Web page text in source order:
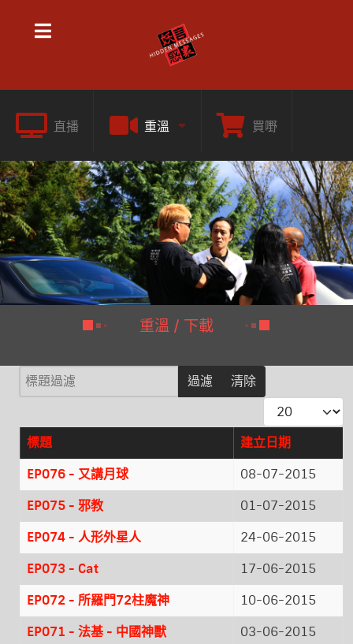
直播 重溫 買嘢
重溫 / 下載
標題過濾 過濾
清除
每頁顯示條數
文章
標題
建立日期
EP076 - 又講月球
08-07-2015
EP075 - 邪教
01-07-2015
EP074 - 人形外星人
24-06-2015
EP073 - Cat
17-06-2015
EP072 - 所羅門72柱魔神
10-06-2015
EP071 - 法基 - 中國神獸
03-06-2015